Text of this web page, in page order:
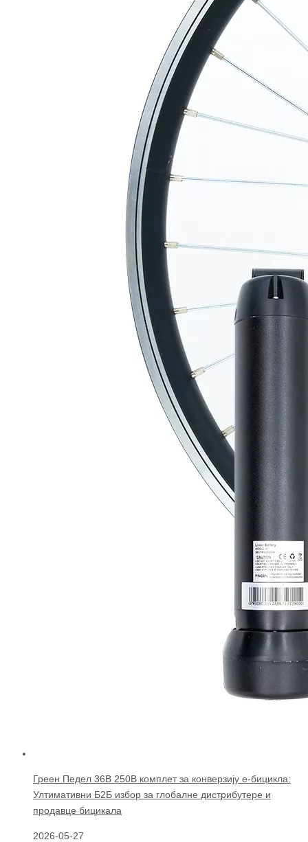
Греен Педел 36В 250В комплет за конверзију е-бицикла:
Ултимативни Б2Б избор за глобалне дистрибутере и
продавце бицикала
2026-05-27